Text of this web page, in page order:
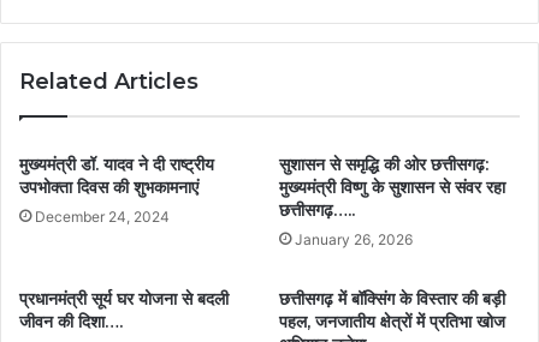
Related Articles
मुख्यमंत्री डॉ. यादव ने दी राष्ट्रीय
उपभोक्ता दिवस की शुभकामनाएं
December 24, 2024
सुशासन से समृद्धि की ओर छत्तीसगढ़:
मुख्यमंत्री विष्णु के सुशासन से संवर रहा
छत्तीसगढ़…..
January 26, 2026
प्रधानमंत्री सूर्य घर योजना से बदली
जीवन की दिशा….
छत्तीसगढ़ में बॉक्सिंग के विस्तार की बड़ी
पहल, जनजातीय क्षेत्रों में प्रतिभा खोज